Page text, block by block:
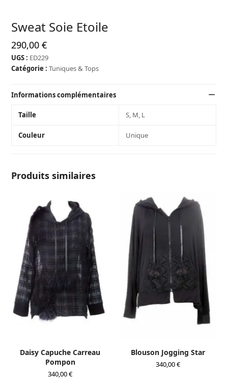
Sweat Soie Etoile
290,00€
UGS : ED229
Catégorie : Tuniques & Tops
Informations complémentaires
Taille S, M, L
Couleur Unique
Produits similaires
Daisy Capuche Carreau
Pompon
340,00€
Blouson Jogging Star
340,00€